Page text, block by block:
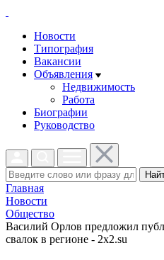
Новости
Типография
Вакансии
Объявления
Недвижимость
Работа
Биографии
Руководство
Главная
Новости
Общество
Василий Орлов предложил
свалок в регионе - 2x2.su